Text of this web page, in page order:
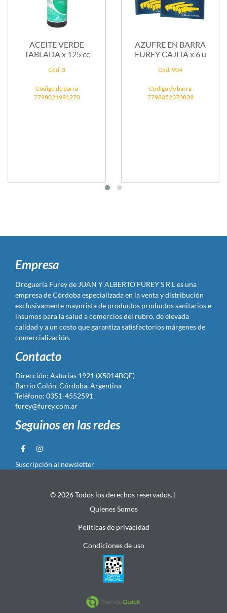
ACEITE VERDE
TABLADA x 125 cc
Cód: 3
Código de barra
7798021991270
AZUFRE EN BARRA
FUREY CAJITA x 6 u
Cód: 904
Código de barra
7798052370839
Empresa
Droguería Furey de JUAN Y ALBERTO FUREY S R L es una
empresa de Córdoba especializada en la venta y distribución
exclusivamente mayorista de productos productos sanitarios e
insumos para la salud a comercios del rubro, de elevada
calidad y a un costo que garantiza satisfactorios márgenes de
comercialización.
Contacto
Dirección: Asturias 1921 (X5014BQE)
Barrio Colón, Córdoba, Argentina
Teléfono: 0351-4552591
furey@furey.com.ar
Seguinos en las redes
Suscripción al newsletter
© 2026 Todos los derechos reservados. |
Quienes Somos
Politicas de privacidad
Condiciones de uso